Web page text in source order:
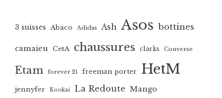
3 suisses Abaco Adidas Ash Asos bottines
camaieu CetA chaussures clarks Converse
Etam forever 21 freeman porter HetM
jennyfer Kookai La Redoute Mango